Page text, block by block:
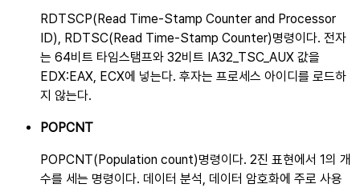
RDTSCP(Read Time-Stamp Counter and Processor
ID), RDTSC(Read Time-Stamp Counter)명령이다. 전자
는 64비트 타임스탬프와 32비트 IA32_TSC_AUX 값을
EDX:EAX, ECX에 넣는다. 후자는 프로세스 아이디를 로드하
지 않는다.
POPCNT
POPCNT(Population count)명령이다. 2진 표현에서 1의 개
수를 세는 명령이다. 데이터 분석, 데이터 암호화에 주로 사용